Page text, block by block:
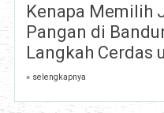
Kenapa Memilih
Pangan di
Langkah Cerdas
» selengkapnya